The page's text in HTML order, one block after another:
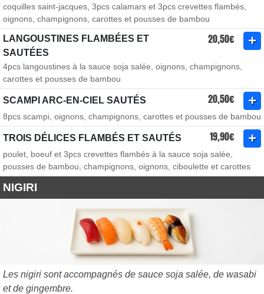
coquilles saint-jacques, 3pcs calamars et 3pcs crevettes flambés,
oignons, champignons, carottes et pousses de bambou
LANGOUSTINES FLAMBÉES ET
SAUTÉES
20,50€
4pcs langoustines à la sauce soja salée, oignons, champignons,
carottes et pousses de bambou
SCAMPI ARC-EN-CIEL SAUTÉS 20,50€
8pcs scampi, oignons, champignons, carottes et pousses de bambou
TROIS DÉLICES FLAMBÉS ET SAUTÉS 19,90€
poulet, boeuf et 3pcs crevettes flambés à la sauce soja salée,
pousses de bambou, champignons, oignons, ciboulette et carottes
NIGIRI
Les nigiri sont accompagnés de sauce soja salée, de wasabi
et de gingembre.